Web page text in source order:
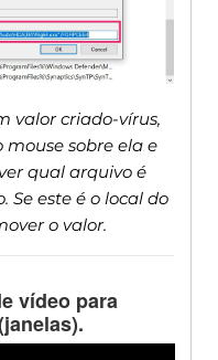
valor criado-vírus,
sobre ela e
qual arquivo é
Se este é o local do
o valor.
vídeo para